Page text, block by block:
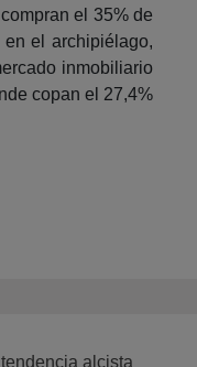
el 35% de
el archipiélago,
inmobiliario
copan el 27,4%
alcista